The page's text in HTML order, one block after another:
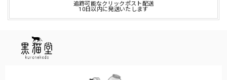
追跡可能なクリックポスト配送
10日以内に発送いたします